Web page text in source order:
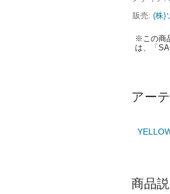
販売
(株)
※この商
は、「
アー
商品